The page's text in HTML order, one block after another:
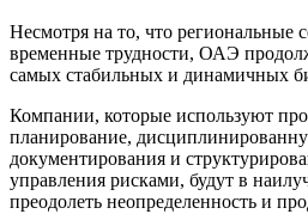
Несмотря на то, что региональные
временные трудности, ОАЭ
самых стабильных и динамичных
Компании, которые используют
планирование,
документирования и
управления рисками, будут в
преодолеть неопределенность и